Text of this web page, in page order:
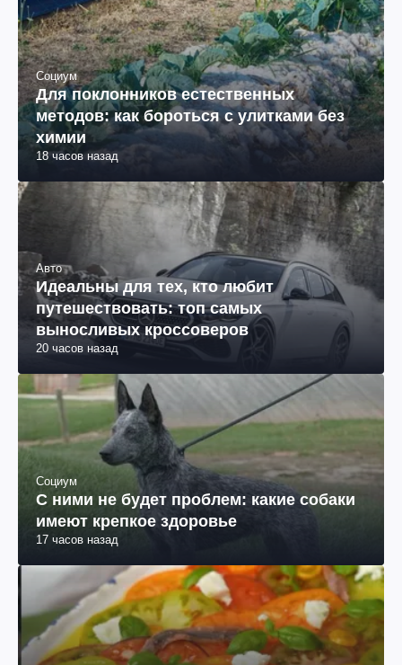
Социум
Для поклонников естественных
методов: как бороться с улитками без
химии
18 часов назад
Авто
Идеальны для тех, кто любит
путешествовать: топ самых
выносливых кроссоверов
20 часов назад
Социум
С ними не будет проблем: какие собаки
имеют крепкое здоровье
17 часов назад